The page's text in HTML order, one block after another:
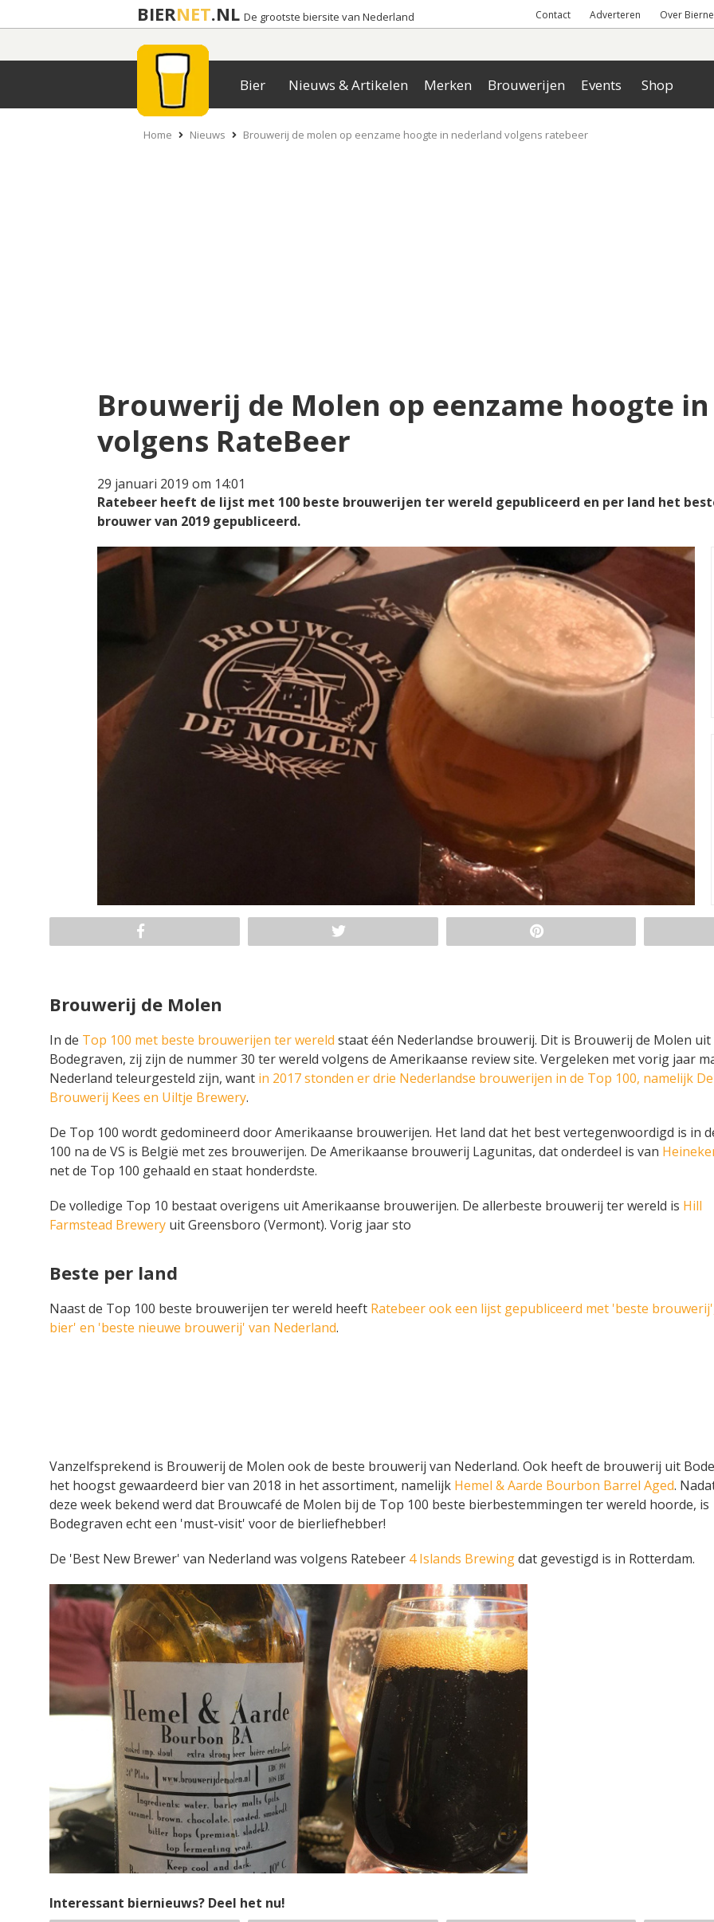
BIERNET.NL De grootste biersite van Nederland Contact Adverteren Over
Bier Nieuws & Artikelen Merken Brouwerijen Events Shop
Home Nieuws Brouwerij de molen op eenzame hoogte in nederland volgens ratebeer
Brouwerij de Molen op eenzame hoogte
volgens RateBeer
29 januari 2019 om 14:01
Ratebeer heeft de lijst met 100 beste brouwerijen ter wereld gepubliceerd en per land het
brouwer van 2019 gepubliceerd.
Brouwerij de Molen
In de Top 100 met beste brouwerijen ter wereld staat één Nederlandse brouwerij. Dit is Brouwerij de Molen uit
Bodegraven, zij zijn de nummer 30 ter wereld volgens de Amerikaanse review site. Vergeleken met vorig jaar
Nederland teleurgesteld zijn, want in 2017 stonden er drie Nederlandse brouwerijen in de Top 100, namelijk
Brouwerij Kees en Uiltje Brewery.
De Top 100 wordt gedomineerd door Amerikaanse brouwerijen. Het land dat het best vertegenwoordigd is in
100 na de VS is België met zes brouwerijen. De Amerikaanse brouwerij Lagunitas, dat onderdeel is van
net de Top 100 gehaald en staat honderdste.
De volledige Top 10 bestaat overigens uit Amerikaanse brouwerijen. De allerbeste brouwerij ter wereld is Hill
Farmstead Breweryuit Greensboro (Vermont). Vorig jaar sto
Beste per land
Naast de Top 100 beste brouwerijen ter wereld heeftRatebeer ook een lijst gepubliceerd met 'beste
bier' en 'beste nieuwe brouwerij' van Nederland.
Vanzelfsprekend is Brouwerij de Molen ook de beste brouwerij van Nederland. Ook heeft de brouwerij uit
het hoogst gewaardeerd bier van 2018 in het assortiment, namelijk Hemel & Aarde Bourbon Barrel Aged.
deze week bekend werd dat Brouwcafé de Molen bij de Top 100 beste bierbestemmingen ter wereld hoorde, is
Bodegraven echt een 'must-visit' voor de bierliefhebber!
De 'Best New Brewer' van Nederland was volgens Ratebeer 4 Islands Brewingdat gevestigd is in Rotterdam.
Interessant biernieuws? Deel het nu!